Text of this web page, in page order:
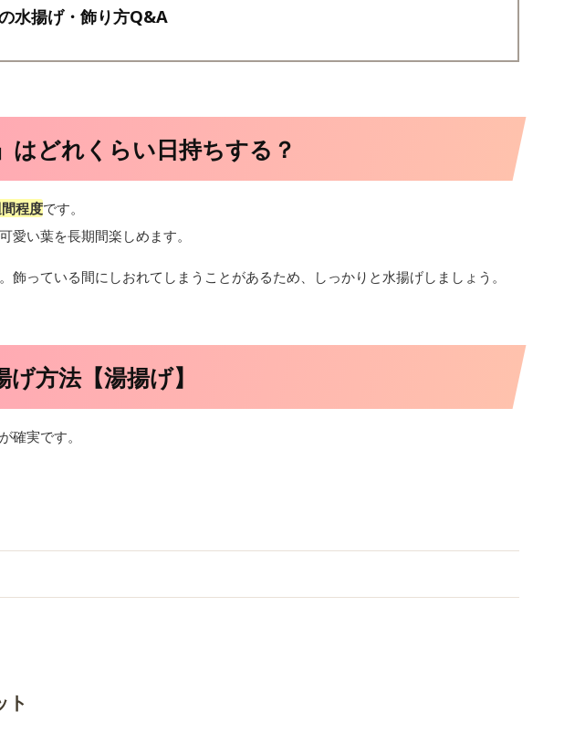
水揚げ・飾り方Q&A
はどれくらい日持ちする？
程度です。
愛い葉を長期間楽しめます。
飾っている間にしおれてしまうことがあるため、しっかりと水揚げしましょう。
方法【湯揚げ】
が確実です。
ト